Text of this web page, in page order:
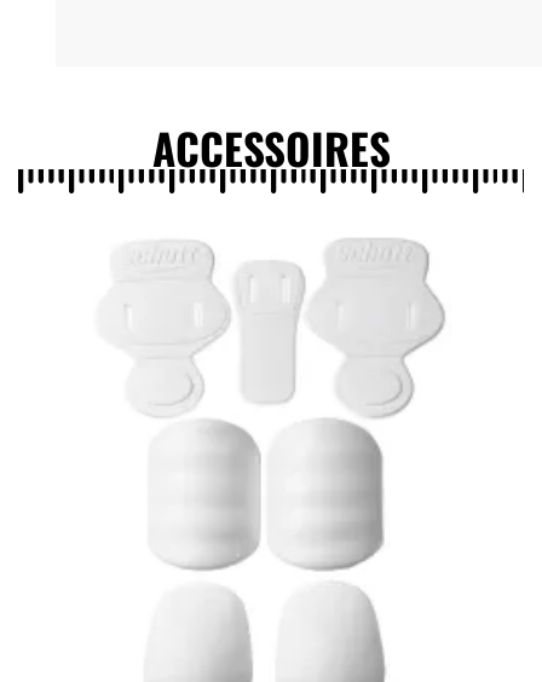
ACCESSOIRES